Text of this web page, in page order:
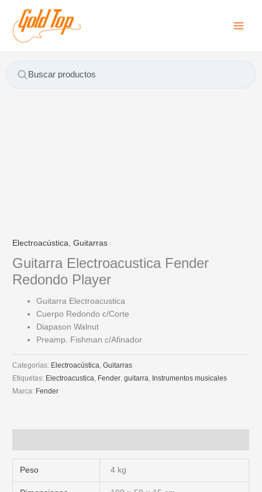
contenido
Buscar productos
u
s
Electroacústica,Guitarras
Guitarra Electroacustica Fender
Redondo Player
Guitarra Electroacustica
Cuerpo Redondo c/Corte
Diapason Walnut
Preamp. Fishman c/Afinador
Categorías: Electroacústica ,Guitarras
Etiquetas: Electroacustica Fender ,guitarra Instrumentos musicales
Marca: Fender
Peso 4 kg